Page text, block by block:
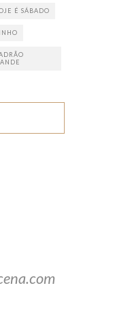
É SÁBADO